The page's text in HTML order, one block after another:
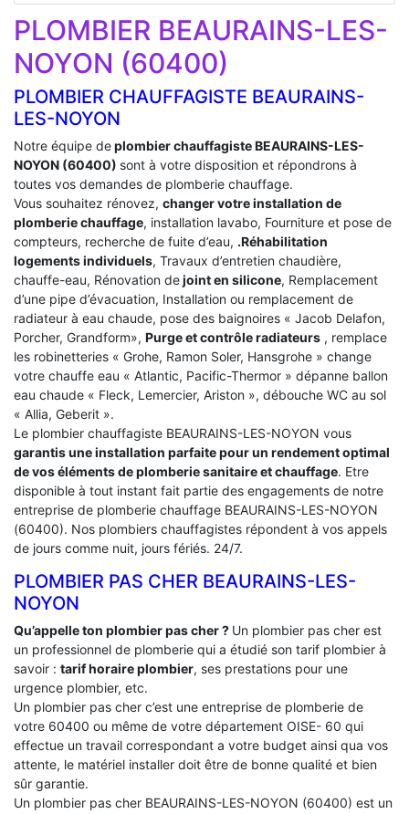
PLOMBIER BEAURAINS-LES-
NOYON (60400)
PLOMBIER CHAUFFAGISTE BEAURAINS-
LES-NOYON
Notre équipe deplombier chauffagiste BEAURAINS-LES-
NOYON (60400) sont à votre disposition et répondrons à
toutes vos demandes de plomberie chauffage.
Vous souhaitez rénovez, changer votre installation de
plomberie chauffage, installation lavabo, Fourniture et pose de
compteurs, recherche de fuite d’eau, .Réhabilitation
logements individuels, Travaux d’entretien chaudière,
chauffe-eau, Rénovation dejoint en silicone, Remplacement
d’une pipe d’évacuation, Installation ou remplacement de
radiateur à eau chaude, pose des baignoires « Jacob Delafon,
Porcher, Grandform», Purge et contrôle radiateurs , remplace
les robinetteries « Grohe, Ramon Soler, Hansgrohe » change
votre chauffe eau « Atlantic, Pacific-Thermor » dépanne ballon
eau chaude « Fleck, Lemercier, Ariston », débouche WC au sol
« Allia, Geberit ».
Le plombier chauffagiste BEAURAINS-LES-NOYON vous
garantis une installation parfaite pour un rendement optimal
de vos éléments de plomberie sanitaire et chauffage. Etre
disponible à tout instant fait partie des engagements de notre
entreprise de plomberie chauffage BEAURAINS-LES-NOYON
(60400). Nos plombiers chauffagistes répondent à vos appels
de jours comme nuit, jours fériés. 24/7.
PLOMBIER PAS CHER BEAURAINS-LES-
NOYON
Qu’appelle ton plombier pas cher ? Un plombier pas cher est
un professionnel de plomberie qui a étudié son tarif plombier à
savoir : tarif horaire plombier, ses prestations pour une
urgence plombier, etc.
Un plombier pas cher c’est une entreprise de plomberie de
votre 60400 ou même de votre département OISE- 60 qui
effectue un travail correspondant a votre budget ainsi qua vos
attente, le matériel installer doit être de bonne qualité et bien
sûr garantie.
Un plombier pas cher BEAURAINS-LES-NOYON (60400) est un